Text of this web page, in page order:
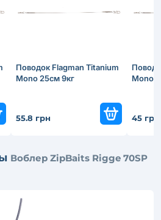
Поводок Flagman Titanium
Mono 25см 9кг
55.8 грн
Mono
45 грн
Воблер ZipBaits Rigge 70SP